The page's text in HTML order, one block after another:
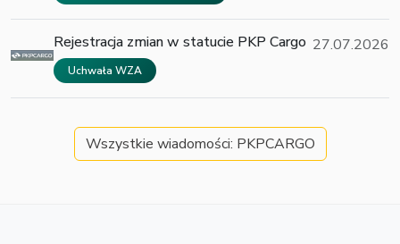
Rejestracja zmian w statucie PKP Cargo
Uchwała WZA
27.07.2026
Wszystkie wiadomości: PKPCARGO